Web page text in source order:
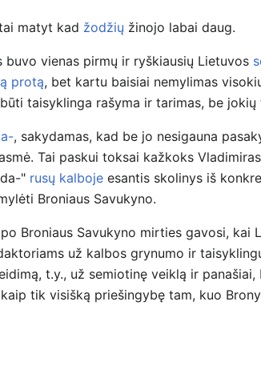
matyt kad žodžių žinojo labai daug.
buvo vienas pirmų ir ryškiausių Lietuvos
protą, bet kartu baisiai nemylimas
taisyklinga rašyma ir tarimas, be jokių
, sakydamas, kad be jo nesigauna
Tai paskui toksai kažkoks
" rusų kalboje esantis skolinys iš
Broniaus Savukyno.
Broniaus Savukyno mirties gavosi, kai
už kalbos grynumo ir
t.y., už semiotinę veiklą ir
tik visišką priešingybę tam, kuo